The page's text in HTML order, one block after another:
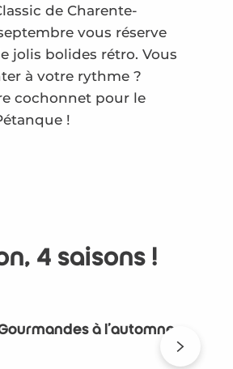
de Charente-
vous réserve
jolis bolides rétro. Vous
à votre rythme ?
cochonnet pour le
!
4 saisons !
à l'automne